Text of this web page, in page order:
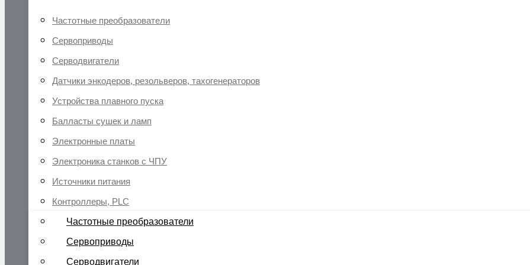
Частотные преобразователи
Сервоприводы
Серводвигатели
Датчики энкодеров, резольверов, тахогенераторов
Устройства плавного пуска
Балласты сушек и ламп
Электронные платы
Электроника станков с ЧПУ
Источники питания
Контроллеры, PLC
Частотные преобразователи
Сервоприводы
Серводвигатели